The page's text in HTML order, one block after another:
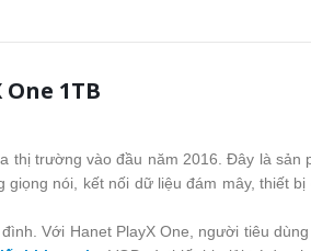
1TB
thị trường vào đầu năm 2016. Đây là sản
nói, kết nối dữ liệu đám mây, thiết
Với Hanet PlayX One, người tiêu